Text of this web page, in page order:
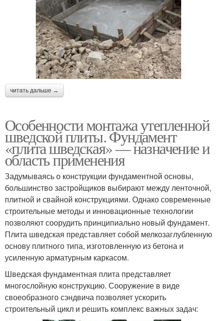
читать дальше →
Особенности монтажа утепленной
шведской плиты. Фундамент
«плита шведская» — назначение и
область применения
Задумываясь о конструкции фундаментной основы,
большинство застройщиков выбирают между ленточной,
плитной и свайной конструкциями. Однако современные
строительные методы и инновационные технологии
позволяют соорудить принципиально новый фундамент.
Плита шведская представляет собой мелкозаглубленную
основу плитного типа, изготовленную из бетона и
усиленную арматурным каркасом.
Шведская фундаментная плита представляет
многослойную конструкцию. Сооружение в виде
своеобразного сэндвича позволяет ускорить
строительный цикл и решить комплекс важных задач: